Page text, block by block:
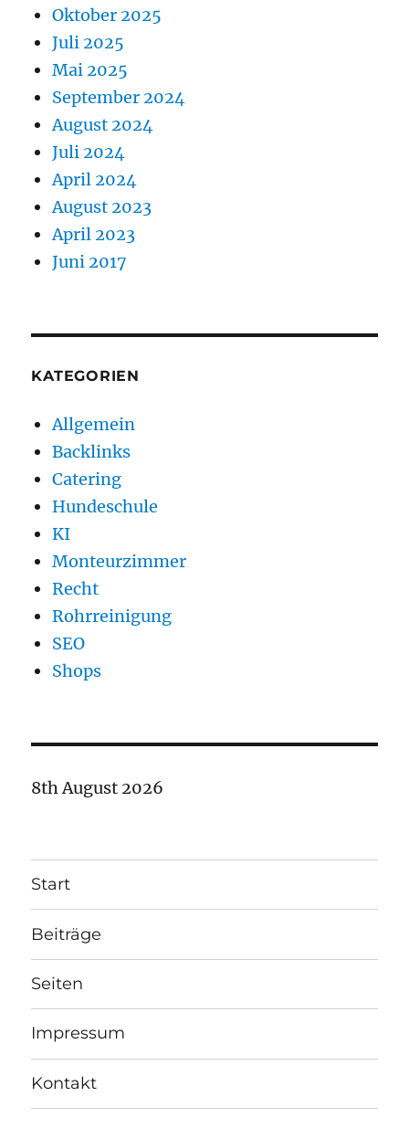
Oktober 2025
Juli 2025
Mai 2025
September 2024
August 2024
Juli 2024
April 2024
August 2023
April 2023
Juni 2017
KATEGORIEN
Allgemein
Backlinks
Catering
Hundeschule
KI
Monteurzimmer
Recht
Rohrreinigung
SEO
Shops
8th August 2026
Start
Beiträge
Seiten
Impressum
Kontakt